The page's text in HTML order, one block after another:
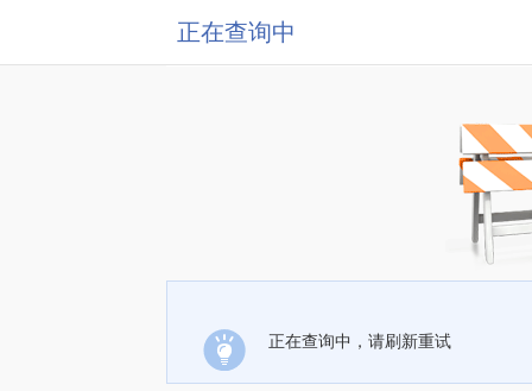
正在查询中
正在查询中，请刷新重试